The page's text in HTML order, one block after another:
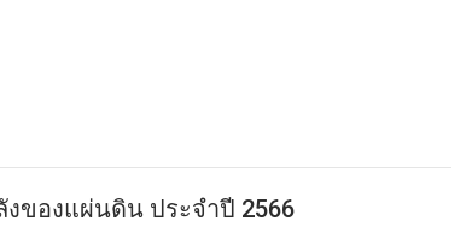
ของแผ่นดิน ประจำปี 2566